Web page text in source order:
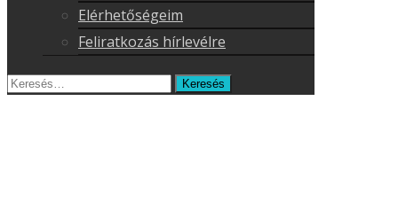
Elérhetőségeim
Feliratkozás hírlevélre
Keresés